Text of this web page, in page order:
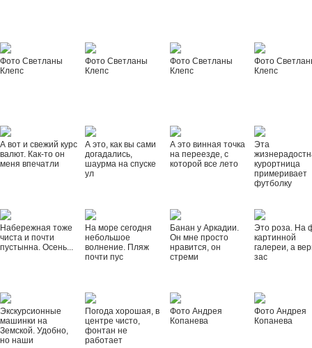
Фото Светланы
Клепс
Фото Светланы
Клепс
Фото Светланы
Клепс
Фото
Клепс
А вот и свежий курс
валют. Как-то он
меня впечатли
А это, как вы сами
догадались,
шаурма на спуске
ул
А это винная точка
на переезде, с
которой все лето
Эта
курортница
примеривает
футболку
Набережная тоже
чиста и почти
пустынна. Осень...
На море сегодня
небольшое
волнение. Пляж
почти пус
Банан у Аркадии.
Он мне просто
нравится, он
стреми
Это роза. На
картинной
галереи, а
зас
Экскурсионные
машинки на
Земской. Удобно,
но наши
Погода хорошая, в
центре чисто,
фонтан не
работает
Фото Андрея
Копанева
Фото Андрея
Копанева